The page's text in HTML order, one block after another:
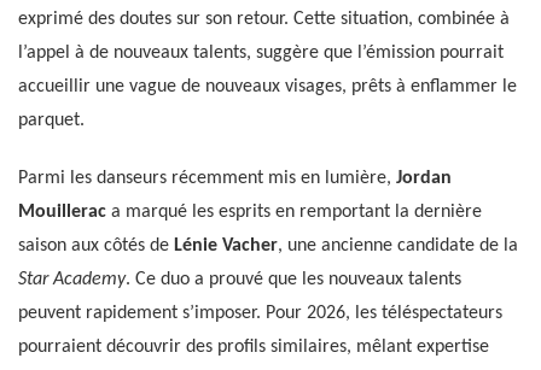
exprimé des doutes sur son retour. Cette situation, combinée à
l’appel à de nouveaux talents, suggère que l’émission pourrait
accueillir une vague de nouveaux visages, prêts à enflammer le
parquet.
Parmi les danseurs récemment mis en lumière, Jordan
Mouillerac a marqué les esprits en remportant la dernière
saison aux côtés de Lénie Vacher, une ancienne candidate de la
Star Academy. Ce duo a prouvé que les nouveaux talents
peuvent rapidement s’imposer. Pour 2026, les téléspectateurs
pourraient découvrir des profils similaires, mêlant expertise